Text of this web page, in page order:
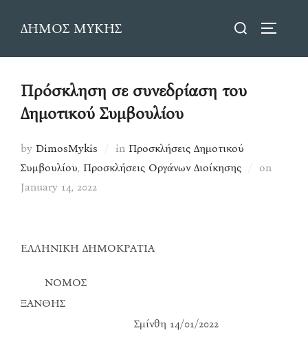
ΔΗΜΟΣ ΜΥΚΗΣ
Search
Πρόσκληση σε συνεδρίαση του
Δημοτικού Συμβουλίου
by DimosMykis in Προσκλήσεις Δημοτικού
Συμβουλίου, Προσκλήσεις Οργάνων Διοίκησης on
January 14, 2022
ΕΛΛΗΝΙΚΗ ΔΗΜΟΚΡΑΤΙΑ
ΝΟΜΟΣ
ΞΑΝΘΗΣ
Σμίνθη 14/01/2022